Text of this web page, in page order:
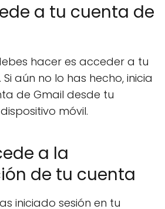
a tu cuenta de
hacer es acceder a tu
aún no lo has hecho, inicia
de Gmail desde tu
móvil.
a la
de tu cuenta
iniciado sesión en tu